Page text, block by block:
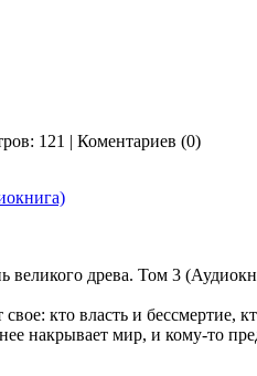
121 | Коментариев (0)
кто власть и бессмертие,
накрывает мир, и кому-то